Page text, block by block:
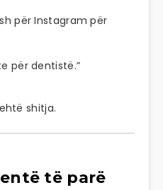
për Instagram për
për dentistë.”
shitja.
të parë